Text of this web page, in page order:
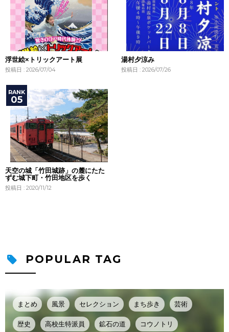
浮世絵×トリックアート展
投稿日 : 2026/07/04
湯村夕涼み
投稿日 : 2026/07/26
天空の城「竹田城跡」の麓にたた
ずむ城下町・竹田地区を歩く
投稿日 : 2020/11/12
POPULAR TAG
まとめ 風景 セレクション まち歩き 芸術
歴史 高校生特派員 鉱石の道 コウノトリ